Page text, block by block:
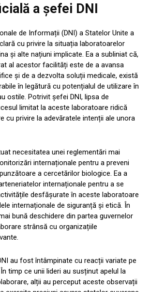
a șefei DNI
de Informații (DNI) a Statelor Unite a
cu privire la situația laboratoarelor
și alte națiuni implicate. Ea a subliniat că,
al acestor facilități este de a avansa
și de a dezvolta soluții medicale, există
în legătură cu potențialul de utilizare în
ostile. Potrivit șefei DNI, lipsa de
limitat la aceste laboratoare ridică
cu privire la adevăratele intenții ale unora
necesitatea unei reglementări mai
internaționale pentru a preveni
a cercetărilor biologice. Ea a
internaționale pentru a se
desfășurate în aceste laboratoare
internaționale de siguranță și etică. În
bună deschidere din partea guvernelor
strânsă cu organizațiile
au fost întâmpinate cu reacții variate pe
timp ce unii lideri au susținut apelul la
alții au perceput aceste observații